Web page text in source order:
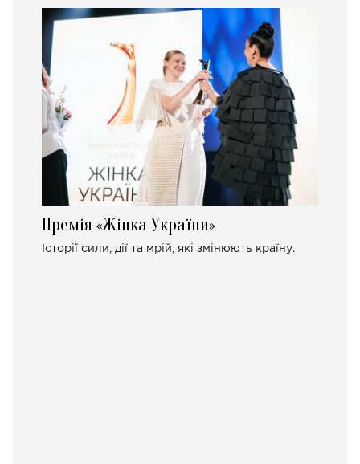
Премія «Жінка України»
Історії сили, дії та мрій, які змінюють країну.